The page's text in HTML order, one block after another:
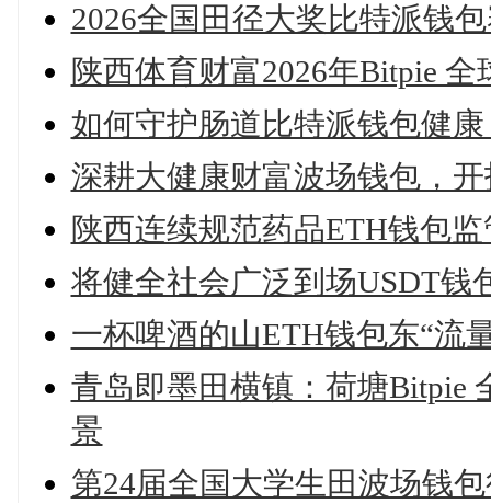
2026全国田径大奖比特派钱
陕西体育财富2026年Bitpie
如何守护肠道比特派钱包健
深耕大健康财富波场钱包，
陕西连续规范药品ETH钱包
将健全社会广泛到场USDT钱
一杯啤酒的山ETH钱包东“流
青岛即墨田横镇：荷塘Bitpie
景
第24届全国大学生田波场钱